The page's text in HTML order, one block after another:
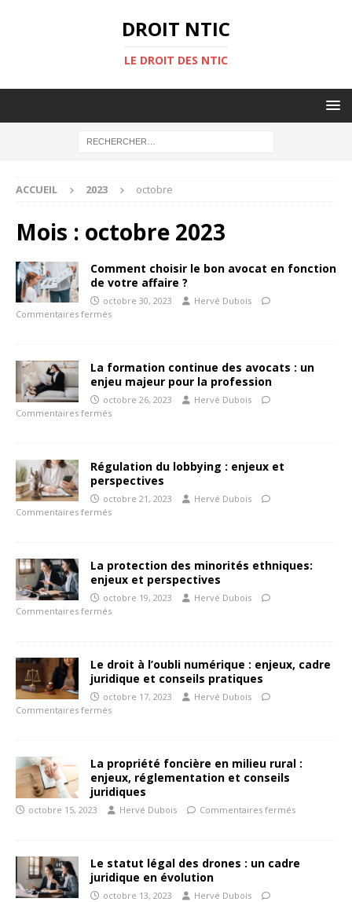
DROIT NTIC
LE DROIT DES NTIC
ACCUEIL 2023 octobre
Mois : octobre 2023
Comment choisir le bon avocat en fonction
de votre affaire ?
octobre 30, 2023
Hervé Dubois
Commentaires fermés
La formation continue des avocats : un
enjeu majeur pour la profession
octobre 26, 2023
Hervé Dubois
Commentaires fermés
Régulation du lobbying : enjeux et
perspectives
octobre 21, 2023
Hervé Dubois
Commentaires fermés
La protection des minorités ethniques:
enjeux et perspectives
octobre 19, 2023
Hervé Dubois
Commentaires fermés
Le droit à l’oubli numérique : enjeux, cadre
juridique et conseils pratiques
octobre 17, 2023
Hervé Dubois
Commentaires fermés
La propriété foncière en milieu rural :
enjeux, réglementation et conseils
juridiques
octobre 15, 2023 Hervé Dubois Commentaires fermés
Le statut légal des drones : un cadre
juridique en évolution
octobre 13, 2023
Hervé Dubois